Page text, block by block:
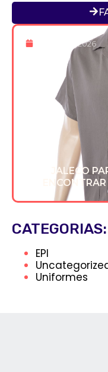
8 De Maio 2026
JALECO
CATEGORIAS:
EPI
Uniformes